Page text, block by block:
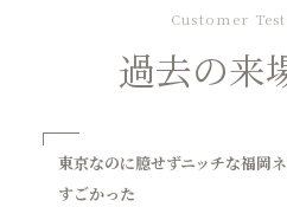
過去の来
Customer
東京なのに臆せずニッチな福岡ネ
すごかった